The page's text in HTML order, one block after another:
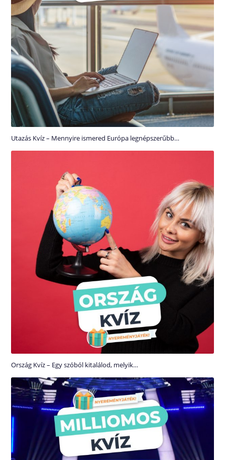
Utazás Kvíz – Mennyire ismered Európa legnépszerűbb…
Ország Kvíz – Egy szóból kitalálod, melyik…